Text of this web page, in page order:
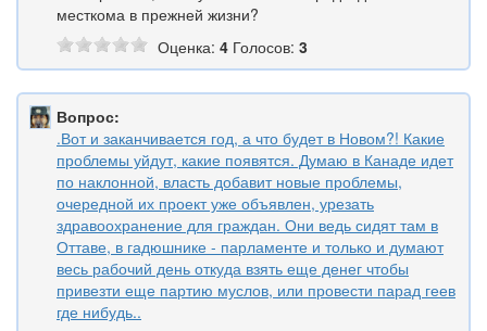
месткома в прежней жизни?
Оценка: 4 Голосов: 3
Вопрос:
.Вот и заканчивается год, а что будет в Новом?! Какие
проблемы уйдут, какие появятся. Думаю в Канаде идет
по наклонной, власть добавит новые проблемы,
очередной их проект уже объявлен, урезать
здравоохранение для граждан. Они ведь сидят там в
Оттаве, в гадюшнике - парламенте и только и думают
весь рабочий день откуда взять еще денег чтобы
привезти еще партию муслов, или провести парад геев
где нибудь..